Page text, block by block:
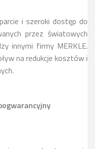
i szeroki dostęp do
przez światowych
innymi firmy MERKLE.
na redukcje kosztów i